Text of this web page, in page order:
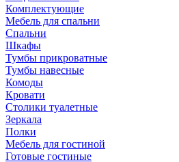
Комплектующие
Мебель для спальни
Спальни
Шкафы
Тумбы прикроватные
Тумбы навесные
Комоды
Кровати
Столики туалетные
Зеркала
Полки
Мебель для гостиной
Готовые гостиные